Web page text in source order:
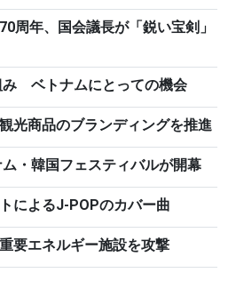
周年、国会議長が「鋭い宝剣」
み ベトナムにとっての機会
光商品のブランディングを推進
・韓国フェスティバルが開幕
によるJ-POPのカバー曲
要エネルギー施設を攻撃